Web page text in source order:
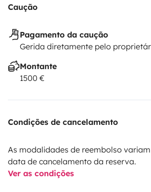
Caução
Pagamento da caução
Gerida diretamente pelo
Montante
1500 €
Condições de cancelamento
As modalidades de reembolso
data de cancelamento da reserva.
Ver as condições